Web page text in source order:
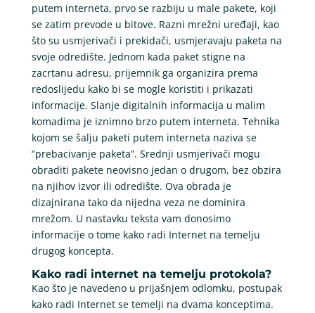
putem interneta, prvo se razbiju u male pakete, koji
se zatim prevode u bitove. Razni mrežni uređaji, kao
što su usmjerivači i prekidači, usmjeravaju paketa na
svoje odredište. Jednom kada paket stigne na
zacrtanu adresu, prijemnik ga organizira prema
redoslijedu kako bi se mogle koristiti i prikazati
informacije. Slanje digitalnih informacija u malim
komadima je iznimno brzo putem interneta. Tehnika
kojom se šalju paketi putem interneta naziva se
“prebacivanje paketa”. Srednji usmjerivači mogu
obraditi pakete neovisno jedan o drugom, bez obzira
na njihov izvor ili odredište. Ova obrada je
dizajnirana tako da nijedna veza ne dominira
mrežom. U nastavku teksta vam donosimo
informacije o tome kako radi Internet na temelju
drugog koncepta.
Kako radi internet na temelju protokola?
Kao što je navedeno u prijašnjem odlomku, postupak
kako radi Internet se temelji na dvama konceptima.